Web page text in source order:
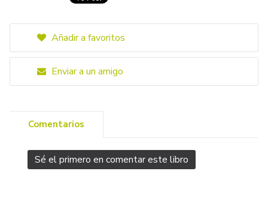
Añadir a favoritos
Enviar a un amigo
Comentarios
Sé el primero en comentar este libro